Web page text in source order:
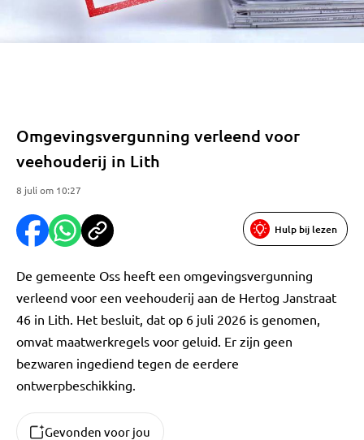
Omgevingsvergunning verleend voor
veehouderij in Lith
8 juli om 10:27
Hulp bij lezen
De gemeente Oss heeft een omgevingsvergunning
verleend voor een veehouderij aan de Hertog Janstraat
46 in Lith. Het besluit, dat op 6 juli 2026 is genomen,
omvat maatwerkregels voor geluid. Er zijn geen
bezwaren ingediend tegen de eerdere
ontwerpbeschikking.
Gevonden voor jou